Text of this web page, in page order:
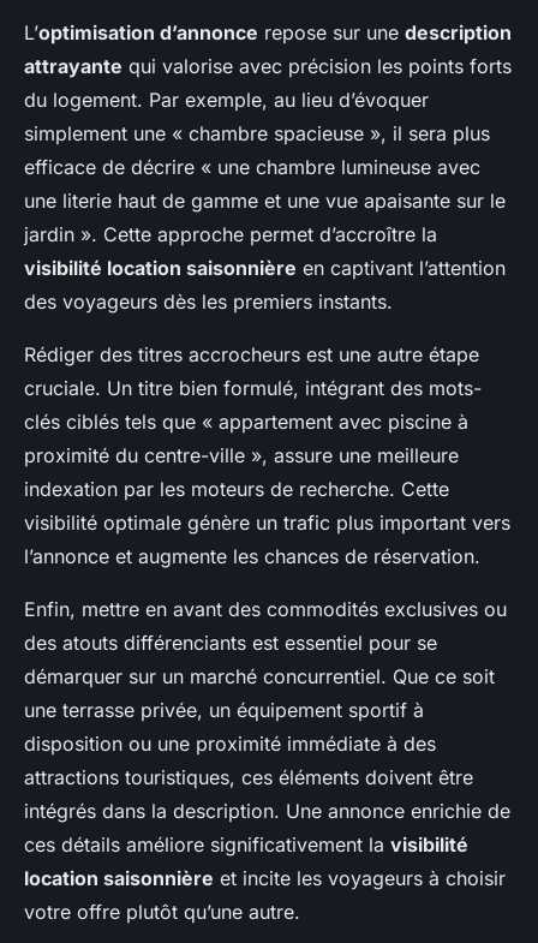
L’optimisation d’annonce repose sur une description
attrayante qui valorise avec précision les points forts
du logement. Par exemple, au lieu d’évoquer
simplement une « chambre spacieuse », il sera plus
efficace de décrire « une chambre lumineuse avec
une literie haut de gamme et une vue apaisante sur le
jardin ». Cette approche permet d’accroître la
visibilité location saisonnière en captivant l’attention
des voyageurs dès les premiers instants.
Rédiger des titres accrocheurs est une autre étape
cruciale. Un titre bien formulé, intégrant des mots-
clés ciblés tels que « appartement avec piscine à
proximité du centre-ville », assure une meilleure
indexation par les moteurs de recherche. Cette
visibilité optimale génère un trafic plus important vers
l’annonce et augmente les chances de réservation.
Enfin, mettre en avant des commodités exclusives ou
des atouts différenciants est essentiel pour se
démarquer sur un marché concurrentiel. Que ce soit
une terrasse privée, un équipement sportif à
disposition ou une proximité immédiate à des
attractions touristiques, ces éléments doivent être
intégrés dans la description. Une annonce enrichie de
ces détails améliore significativement la visibilité
location saisonnière et incite les voyageurs à choisir
votre offre plutôt qu’une autre.